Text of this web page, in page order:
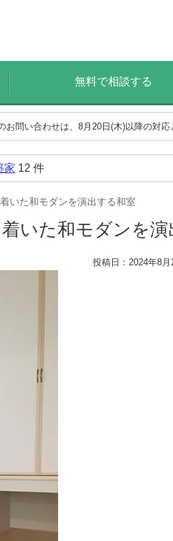
無料で相談する
お問い合わせは、8月20日(木)以降の対応
家 12 件
いた和モダンを演出する和室
いた和モダンを演
投稿日：2024年8月